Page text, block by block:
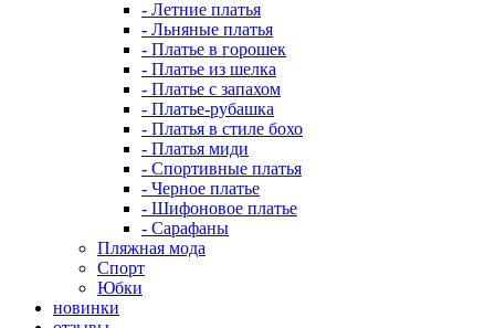
- Летние платья
- Льняные платья
- Платье в горошек
- Платье из шелка
- Платье с запахом
- Платье-рубашка
- Платья в стиле бохо
- Платья миди
- Спортивные платья
- Черное платье
- Шифоновое платье
- Сарафаны
Пляжная мода
Спорт
Юбки
новинки